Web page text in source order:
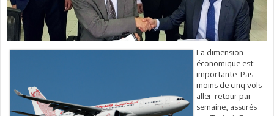
La dimension
économique est
importante. Pas
moins de cinq vols
aller-retour par
semaine, assurés